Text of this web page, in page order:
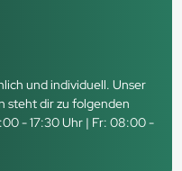
und individuell. Unser
steht dir zu folgenden
- 17:30 Uhr | Fr: 08:00 -